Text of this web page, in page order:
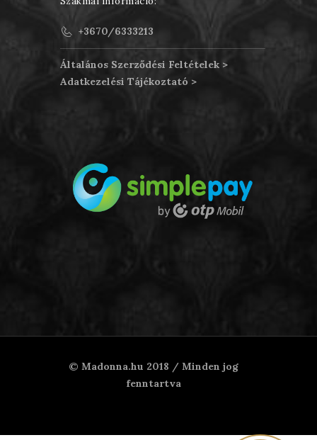
+3670/6333213
Általános Szerződési Feltételek >
Adatkezelési Tájékoztató >
© Madonna.hu 2018 / Minden jog
fenntartva